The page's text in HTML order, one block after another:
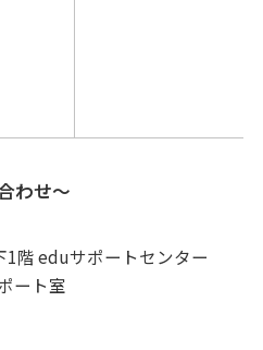
わせ～
階 eduサポートセンター
ート室